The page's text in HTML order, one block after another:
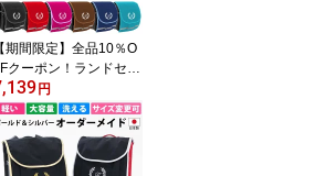
れ おすすめ
【期間限定】全品10％O
クーポン！ランドセル
バー 男の子 防水 撥水
ポケットで大容量 ポケ
ンカバー葉】雨 キズに
強い 超軽量 水筒 収納 2
WAY 手ぶら 登下校 安全
円